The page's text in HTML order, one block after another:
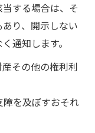
する場合は、そ
り、開示しない
通知します。
その他の権利利
障を及ぼすおそれ